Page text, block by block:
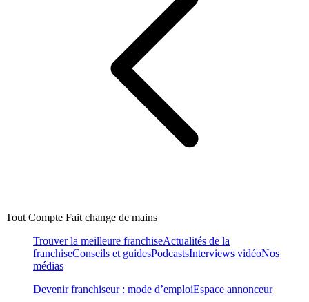
Tout Compte Fait change de mains
Trouver la meilleure franchiseActualités de la
franchiseConseils et guidesPodcastsInterviews vidéoNos
médias
Devenir franchiseur : mode d’emploiEspace annonceur